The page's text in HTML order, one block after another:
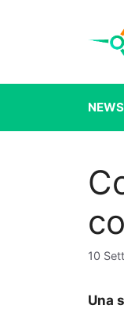
NEWS
10
Una